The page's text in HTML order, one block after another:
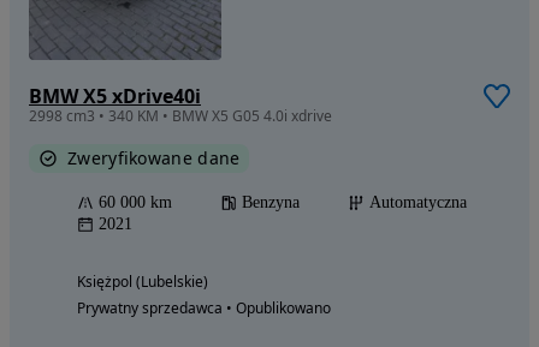
BMW X5 xDrive40i
2998 cm3 • 340 KM • BMW X5 G05 4.0i xdrive
Zweryfikowane dane
60 000 km Benzyna
Automatyczna
2021
Księżpol (Lubelskie)
Prywatny sprzedawca • Opublikowano